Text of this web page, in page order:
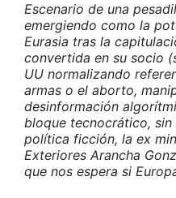
Escenario de una
emergiendo como la
Eurasia tras la
convertida en su socio
UU normalizando
armas o el aborto,
desinformación
bloque tecnocrático, sin
política ficción, la ex
Exteriores Arancha
que nos espera si